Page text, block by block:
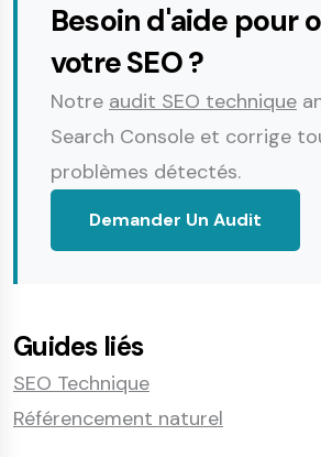
Besoin d'aide pour
votre SEO ?
Notre audit SEO technique
Search Console et corrige
problèmes détectés.
Demander Un Audit
Guides liés
SEO Technique
Référencement naturel